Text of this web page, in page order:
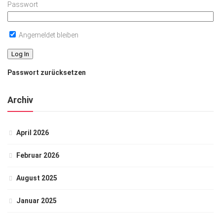
Passwort
Angemeldet bleiben
Passwort zurücksetzen
Archiv
April 2026
Februar 2026
August 2025
Januar 2025